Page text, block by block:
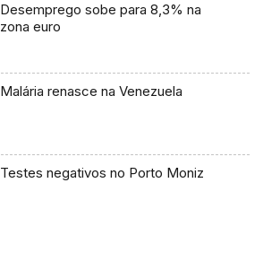
Desemprego sobe para 8,3% na
zona euro
Malária renasce na Venezuela
Testes negativos no Porto Moniz